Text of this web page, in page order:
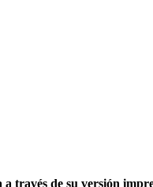
través de su versión